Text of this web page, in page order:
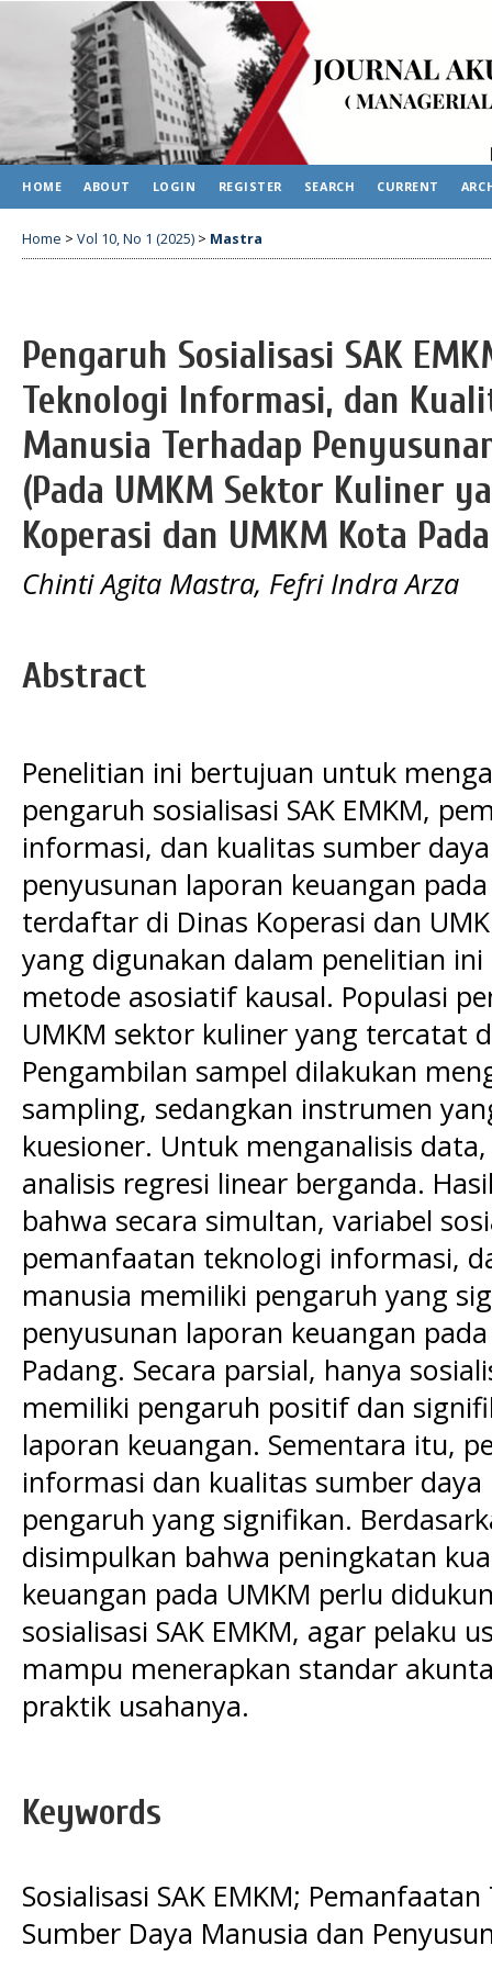
HOME ABOUT LOGIN REGISTER SEARCH CURRENT
Home > Vol 10, No 1 (2025) > Mastra
Pengaruh Sosialisasi SAK
Teknologi Informasi, dan
Manusia Terhadap
(Pada UMKM Sektor Kuliner
Koperasi dan UMKM Kota
Chinti Agita Mastra, Fefri Indra Arza
Abstract
Penelitian ini bertujuan untuk
pengaruh sosialisasi SAK EMKM,
informasi, dan kualitas sumber
penyusunan laporan keuangan
terdaftar di Dinas Koperasi dan
yang digunakan dalam penelitian
metode asosiatif kausal. Populasi
UMKM sektor kuliner yang tercatat
Pengambilan sampel dilakukan
sampling, sedangkan instrumen
kuesioner. Untuk menganalisis
analisis regresi linear berganda.
bahwa secara simultan, variabel
pemanfaatan teknologi informasi,
manusia memiliki pengaruh yang
penyusunan laporan keuangan
Padang. Secara parsial, hanya
memiliki pengaruh positif dan
laporan keuangan. Sementara itu,
informasi dan kualitas sumber
pengaruh yang signifikan.
disimpulkan bahwa peningkatan
keuangan pada UMKM perlu
sosialisasi SAK EMKM, agar pelaku
mampu menerapkan standar
praktik usahanya.
Keywords
Sosialisasi SAK EMKM;
Sumber Daya Manusia dan